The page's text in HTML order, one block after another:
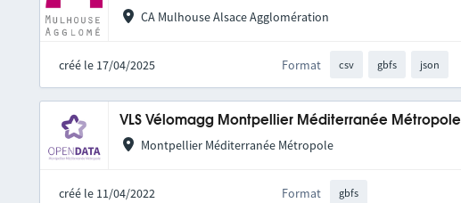
CA Mulhouse Alsace Agglomération
créé le 17/04/2025 Format csv gbfs json
VLS Vélomagg Montpellier Méditerranée Métropole
Montpellier Méditerranée Métropole
créé le 11/04/2022 Format gbfs